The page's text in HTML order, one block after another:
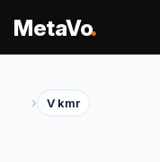
MetaVo.
› V kmr